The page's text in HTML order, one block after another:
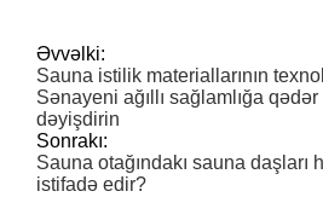
Əvvəlki:
Sauna istilik materiallarının
Sənayeni ağıllı sağlamlığa
dəyişdirin
Sonrakı:
Sauna otağındakı sauna daşları
istifadə edir?